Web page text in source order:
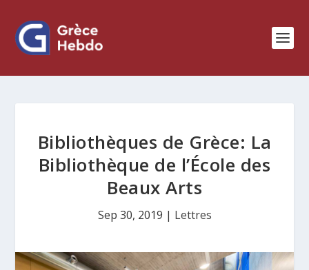
Bibliothèques de Grèce: La
Bibliothèque de l’École des
Beaux Arts
Sep 30, 2019 | Lettres